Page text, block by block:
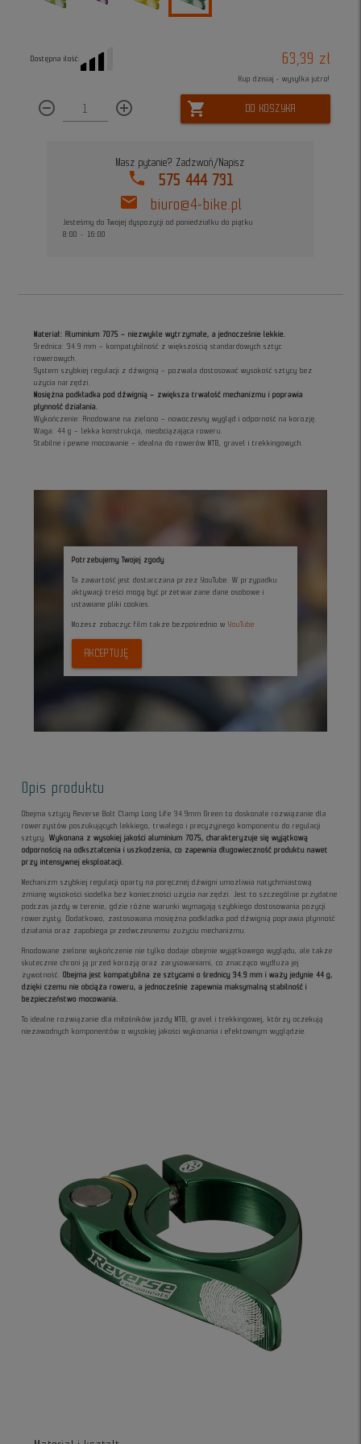
Dostępna ilość: 63,39 zł
Kup dzisiaj - wysyłka jutro!
remove_circle_outline add_circle_outline shopping_cart DO KOSZYKA
Masz pytanie? Zadzwoń/Napisz
phone 575 444 731
mail biuro@4-bike.pl
Jesteśmy do Twojej dyspozycji od poniedziałku do piątku
8:00 - 16:00
Materiał: Aluminium 7075 – niezwykle wytrzymałe, a jednocześnie lekkie.
Średnica: 34.9 mm – kompatybilność z większością standardowych sztyc
rowerowych.
System szybkiej regulacji z dźwignią – pozwala dostosować wysokość sztycy bez
użycia narzędzi.
Mosiężna podkładka pod dźwignią – zwiększa trwałość mechanizmu i poprawia
płynność działania.
Wykończenie: Anodowane na zielono – nowoczesny wygląd i odporność na korozję.
Waga: 44 g – lekka konstrukcja, nieobciążająca roweru.
Stabilne i pewne mocowanie – idealna do rowerów MTB, gravel i trekkingowych.
Potrzebujemy Twojej zgody
Ta zawartość jest dostarczana przez YouTube. W przypadku
aktywacji treści mogą być przetwarzane dane osobowe i
ustawiane pliki cookies.
Możesz zobaczyc film także bezpośrednio w YouTube
AKCEPTUJĘ
Opis produktu
Obejma sztycy Reverse Bolt Clamp Long Life 34.9mm Green to doskonałe rozwiązanie dla
rowerzystów poszukujących lekkiego, trwałego i precyzyjnego komponentu do regulacji
sztycy.Wykonana z wysokiej jakości aluminium 7075, charakteryzuje się wyjątkową
odpornością na odkształcenia i uszkodzenia, co zapewnia długowieczność produktu nawet
przy intensywnej eksploatacji.
Mechanizm szybkiej regulacji oparty na poręcznej dźwigni umożliwia natychmiastową
zmianę wysokości siodełka bez konieczności użycia narzędzi. Jest to szczególnie przydatne
podczas jazdy w terenie, gdzie różne warunki wymagają szybkiego dostosowania pozycji
rowerzysty. Dodatkowo, zastosowana mosiężna podkładka pod dźwignią poprawia płynność
działania oraz zapobiega przedwczesnemu zużyciu mechanizmu.
Anodowane zielone wykończenie nie tylko dodaje obejmie wyjątkowego wyglądu, ale także
skutecznie chroni ją przed korozją oraz zarysowaniami, co znacząco wydłuża jej
żywotność.Obejma jest kompatybilna ze sztycami o średnicy 34.9 mm i waży jedynie 44 g,
dzięki czemu nie obciąża roweru, a jednocześnie zapewnia maksymalną stabilność i
bezpieczeństwo mocowania.
To idealne rozwiązanie dla miłośników jazdy MTB, gravel i trekkingowej, którzy oczekują
niezawodnych komponentów o wysokiej jakości wykonania i efektownym wyglądzie.